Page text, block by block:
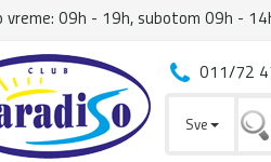
vreme: 09h - 19h, subotom 09h -
011/72
Sve